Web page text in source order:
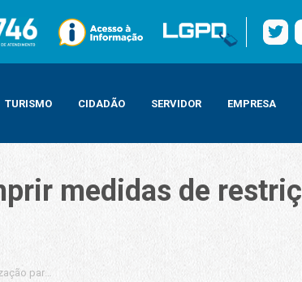
TURISMO CIDADÃO SERVIDOR EMPRESA
medidas de
para cumprir medidas de restrição tem registro de 733